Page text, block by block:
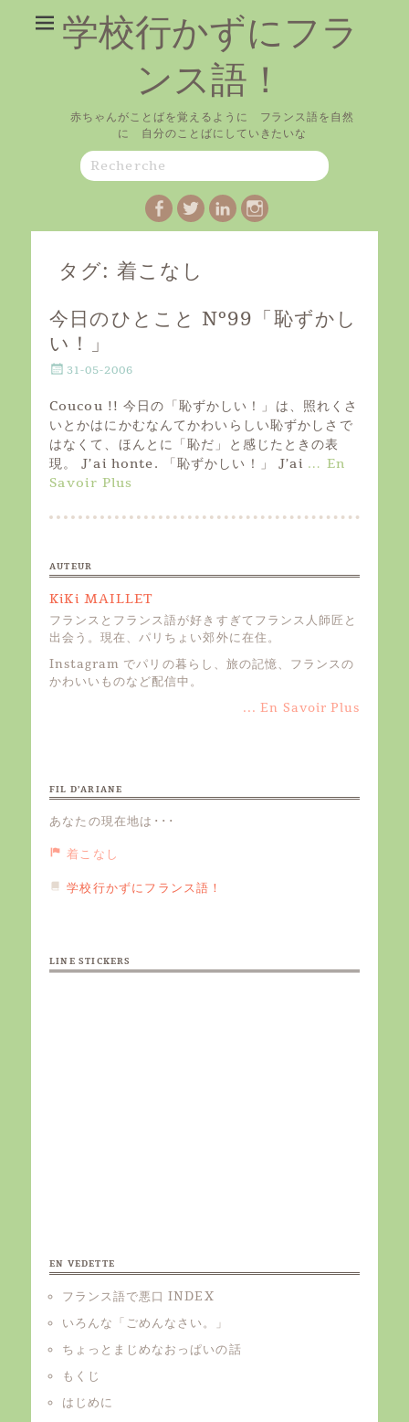
学校行かずにフラ
ンス語！
赤ちゃんがことばを覚えるように フランス語を自然
に 自分のことばにしていきたいな
Search
for:
Facebook
TwitterLinkedIn
Instagram
タグ: 着こなし
今日のひとこと Nº99「恥ずかし
い！」
P
s
t
e
d
o
n
31-05-2006
Coucou !! 今日の「恥ずかしい！」は、照れくさ
いとかはにかむなんてかわいらしい恥ずかしさで
はなくて、ほんとに「恥だ」と感じたときの表
現。 J’ai honte. 「恥ずかしい！」 J’ai … En
Savoir Plus
AUTEUR
KiKi MAILLET
フランスとフランス語が好きすぎてフランス人師匠と
出会う。現在、パリちょい郊外に在住。
Instagram でパリの暮らし、旅の記憶、フランスの
かわいいものなど配信中。
... En Savoir Plus
FIL D’ARIANE
あなたの現在地は･･･
着こなし
学校行かずにフランス語！
LINE STICKERS
EN VEDETTE
フランス語で悪口 INDEX
いろんな「ごめんなさい。」
ちょっとまじめなおっぱいの話
もくじ
はじめに